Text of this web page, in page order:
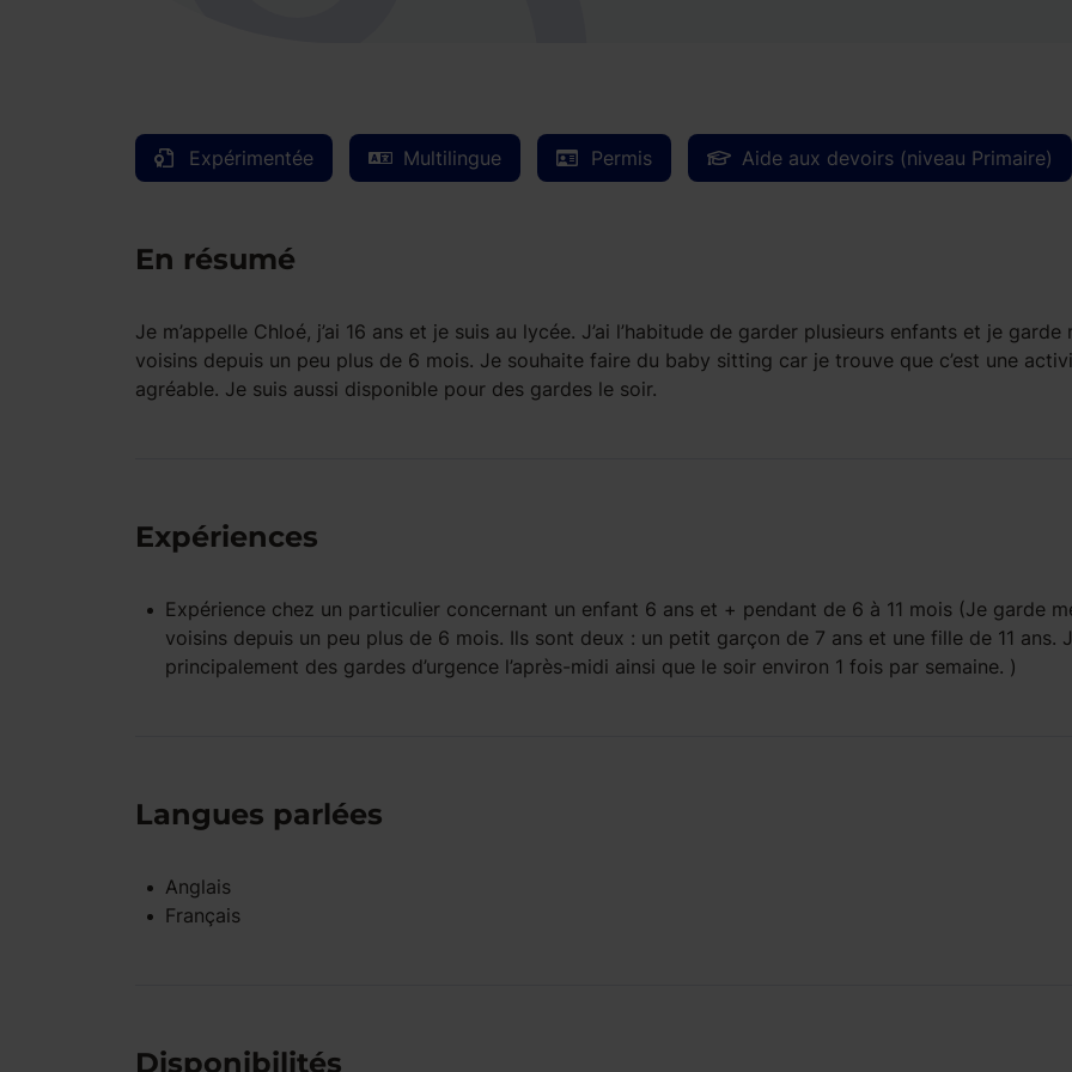
Expérimentée Multilingue Permis Aide aux devoirs (niveau Primaire)
En résumé
Je m’appelle Chloé, j’ai 16 ans et je suis au lycée. J’ai l’habitude de garder plusieurs enfants et je garde
voisins depuis un peu plus de 6 mois. Je souhaite faire du baby sitting car je trouve que c’est une
agréable. Je suis aussi disponible pour des gardes le soir.
Expériences
Expérience chez un particulierconcernant un enfant 6 ans et + pendant de 6 à 11 mois(Je garde
voisins depuis un peu plus de 6 mois. Ils sont deux : un petit garçon de 7 ans et une fille de 11 ans.
principalement des gardes d’urgence l’après-midi ainsi que le soir environ 1 fois par semaine. )
Langues parlées
Anglais
Français
Disponibilités